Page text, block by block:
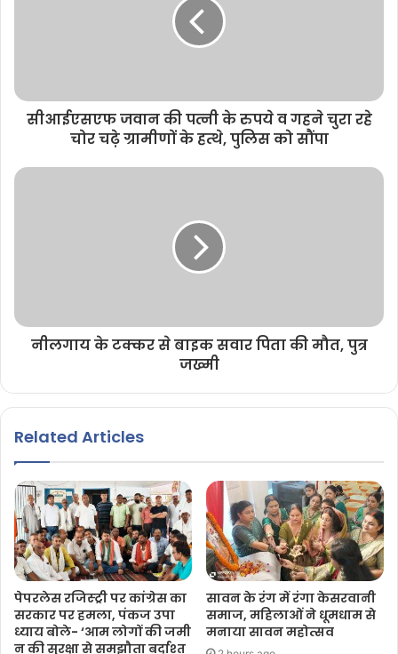
e
सीआईएसएफ जवान की पत्नी के रुपये व गहने चुरा रहे
चोर चढ़े ग्रामीणों के हत्थे, पुलिस को सौंपा
नीलगाय के टक्कर से बाइक सवार पिता की मौत, पुत्र
जख्मी
Related Articles
पेपरलेस रजिस्ट्री पर कांग्रेस का
सरकार पर हमला, पंकज उपा
ध्याय बोले- ‘आम लोगों की जमी
न की सुरक्षा से समझौता बर्दाश्त
सावन के रंग में रंगा केसरवानी
समाज, महिलाओं ने धूमधाम से
मनाया सावन महोत्सव